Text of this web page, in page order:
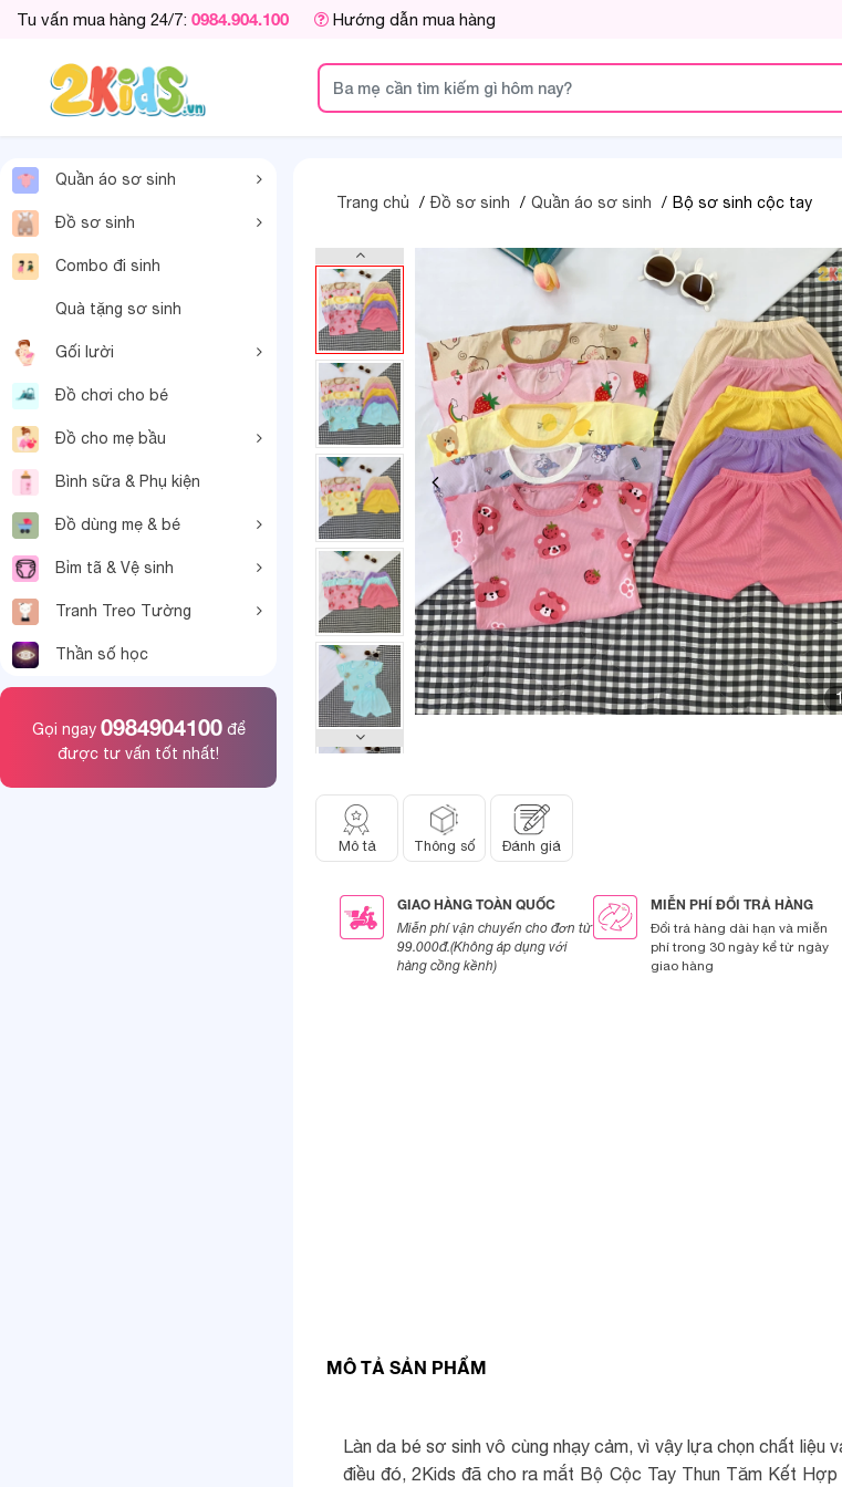
Tu vấn mua hàng 24/7: 0984.904.100 Hướng dẫn mua hàng
Quần áo sơ sinh
Đồ sơ sinh
Combo đi sinh
Quà tặng sơ sinh
Gối lười
Đồ chơi cho bé
Đồ cho mẹ bầu
Bình sữa & Phụ kiện
Đồ dùng mẹ & bé
Bỉm tã & Vệ sinh
Tranh Treo Tường
Thần số học
Gọi ngay 0984904100để
được tư vấn tốt nhất!
Trang chủ Đồ sơ sinh Quần áo sơ sinh Bộ sơ sinh cộc tay
Mô tả Thông số Đánh giá
GIAO HÀNG TOÀN QUỐC
Miễn phí vận chuyển cho đơn từ
99.000đ.(Không áp dụng với
hàng cồng kềnh)
MIỄN PHÍ ĐỔI TRẢ HÀNG
Đổi trả hàng dài hạn và miễn
phí trong 30 ngày kể từ ngày
giao hàng
MÔ TẢ SẢN PHẨM
Làn da bé sơ sinh vô cùng nhạy cảm, vì vậy lựa chọn chất liệu
điều đó, 2Kids đã cho ra mắt Bộ Cộc Tay Thun Tăm Kết